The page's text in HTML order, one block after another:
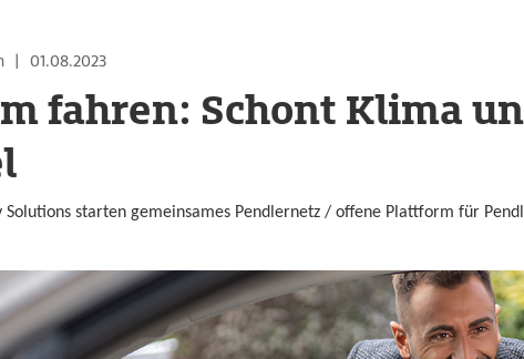
| 01.08.2023
fahren: Schont Klima
Solutions starten gemeinsames Pendlernetz / offene Plattform für